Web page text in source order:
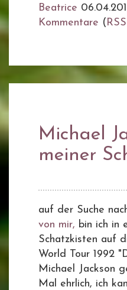
Beatrice
Kommentare ( RSS
Michael
meiner
auf der Suche
von mir, bin ich in
Schatzkisten auf
World Tour 1992
Michael Jackson
Mal ehrlich, ich